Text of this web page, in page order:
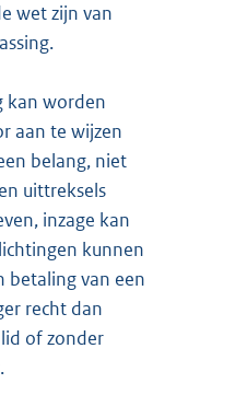
wet zijn van
kan worden
aan te wijzen
belang, niet
uittreksels
inzage kan
kunnen
betaling van een
recht dan
of zonder